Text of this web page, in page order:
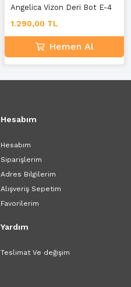
Angelica Vizon Deri Bot E-4
1.290,00 TL
Hemen Al
Hesabım
Hesabım
Siparişlerim
Adres Bilgilerim
Alışveriş Sepetim
Favorilerim
Yardım
Teslimat Ve değişim